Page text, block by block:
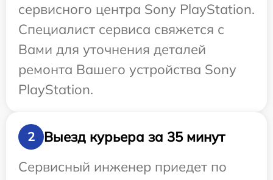
сервисного центра Sony PlayStation.
Специалист сервиса свяжется с
Вами для уточнения деталей
ремонта Вашего устройства Sony
PlayStation.
2
Выезд курьера за 35 минут
Сервисный инженер приедет по